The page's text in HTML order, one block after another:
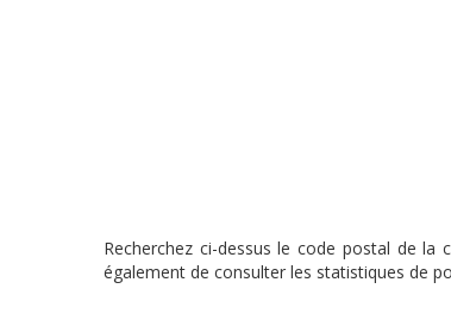
Recherchez ci-dessus le code postal de
également de consulter les statistiques de